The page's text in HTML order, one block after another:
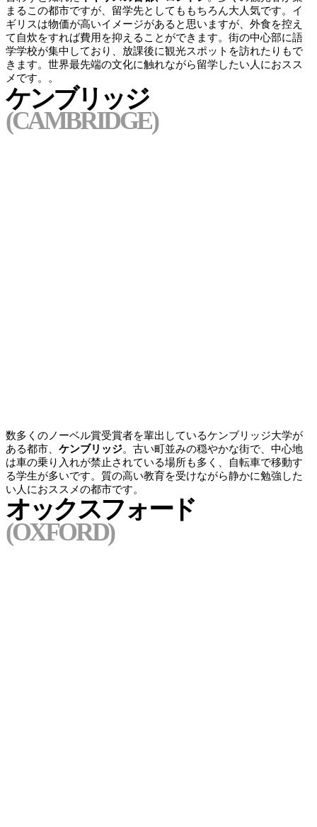
まるこの都市ですが、留学先としてももちろん大人気です。イ
ギリスは物価が高いイメージがあると思いますが、外食を控え
て自炊をすれば費用を抑えることができます。街の中心部に語
学学校が集中しており、放課後に観光スポットを訪れたりもで
きます。 世界最先端の文化に触れながら留学したい人におスス
メ です。。
ケンブリッジ
(CAMBRIDGE)
数多くのノーベル賞受賞者を輩出しているケンブリッジ大学が
ある都市、 ケンブリッジ。古い町並みの穏やかな街で、中心地
は車の乗り入れが禁止されている場所も多く、自転車で移動す
る学生が多いです。 質の高い教育を受けながら静かに勉強した
い人におススメの都市です。
オックスフォード
(OXFORD)